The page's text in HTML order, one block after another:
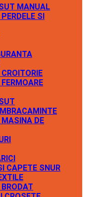
MANUAL
SI
DE
CAPETE SNUR